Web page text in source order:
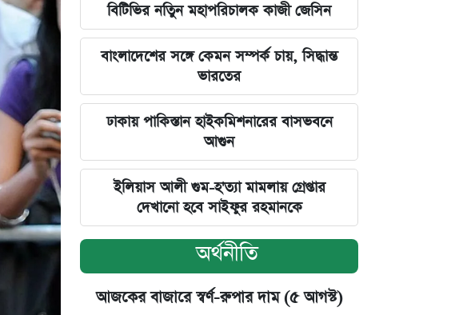
বিটিভির নতিুন মহাপরিচালক কাজী জেসিন
বাংলাদেশের সঙ্গে কেমন সম্পর্ক চায়, সিদ্ধান্ত
ভারতের
ঢাকায় পাকিস্তান হাইকমিশনারের বাসভবনে
আগুন
ইলিয়াস আলী গুম-হ'ত্যা মামলায় গ্রেপ্তার
দেখানো হবে সাইফুর রহমানকে
অর্থনীতি
আজকের বাজারে স্বর্ণ-রুপার দাম (৫ আগস্ট)